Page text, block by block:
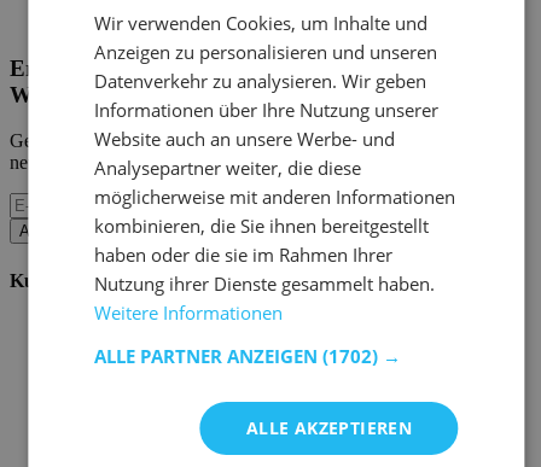
Home Emob|Mein Konto
Erhalten Sie unsere neuen Kollektionen und
Werbeaktionen.
Geben Sie uns Ihre E-Mail und Sie werden monatlich über die
neuesten Ereignisse informiert.
Abonnieren
Kundenservice
Zahlungsmöglichkeiten
Stornieren oder retournieren
Wir verwenden Cookies, um Inhalte und
Anzeigen zu personalisieren und unseren
Datenverkehr zu analysieren. Wir geben
Informationen über Ihre Nutzung unserer
Website auch an unsere Werbe- und
Analysepartner weiter, die diese
möglicherweise mit anderen Informationen
kombinieren, die Sie ihnen bereitgestellt
haben oder die sie im Rahmen Ihrer
Nutzung ihrer Dienste gesammelt haben.
Weitere Informationen
ALLE PARTNER ANZEIGEN (1702) →
ALLE AKZEPTIEREN